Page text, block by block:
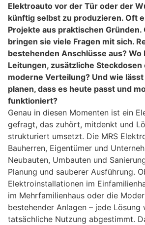
Elektroauto vor der Tür oder der
künftig selbst zu produzieren. Oft
Projekte aus praktischen Gründen.
bringen sie viele Fragen mit sich.
bestehenden Anschlüsse aus? Wo
Leitungen, zusätzliche Steckdosen
moderne Verteilung? Und wie
planen, dass es heute passt und
funktioniert?
Genau in diesen Momenten ist ein
gefragt, das zuhört, mitdenkt und
strukturiert umsetzt. Die MRS
Bauherren, Eigentümer und
Neubauten, Umbauten und
Planung und sauberer Ausführung.
Elektroinstallationen im
im Mehrfamilienhaus oder die
bestehender Anlagen – jede Lösung
tatsächliche Nutzung abgestimmt.